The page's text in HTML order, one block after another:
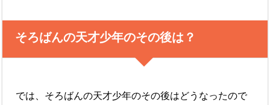
そろばんの天才少年のその後は？
では、そろばんの天才少年のその後はどうなったので